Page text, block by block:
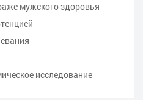
мужского здоровья
исследование